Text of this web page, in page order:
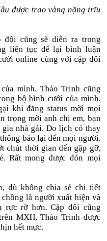
được trao vàng nặng trĩu
đôi cũng sẽ diễn ra trong
liên tục để lại bình luận
online cùng với cặp đôi
mình, Thảo Trinh cũng
bộ hình cưới của mình.
khi đăng status mời mọi
trọng mời anh chị em, bạn
nhà gái. Do lịch có thay
báo lại đến mọi người.
chút thời gian đến gặp gỡ,
Rất mong được đón mọi
dù không chia sẻ chi tiết
là người xuất hiện và
rực rỡ hơn. Cặp đôi cũng
MXH, Thảo Trinh được
hết mực.